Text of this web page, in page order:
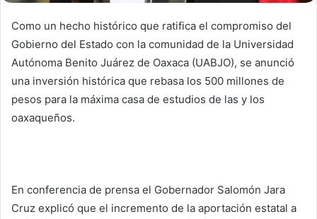
Como un hecho histórico que ratifica el compromiso del
Gobierno del Estado con la comunidad de la Universidad
Autónoma Benito Juárez de Oaxaca (UABJO), se anunció
una inversión histórica que rebasa los 500 millones de
pesos para la máxima casa de estudios de las y los
oaxaqueños.
En conferencia de prensa el Gobernador Salomón Jara
Cruz explicó que el incremento de la aportación estatal a